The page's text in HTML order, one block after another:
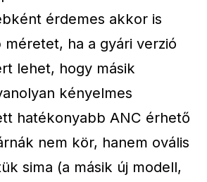
érdemes akkor is
ha a gyári verzió
lehet, hogy másik
kényelmes
hatékonyabb ANC érhető
nem kör, hanem ovális
sima (a másik új modell,